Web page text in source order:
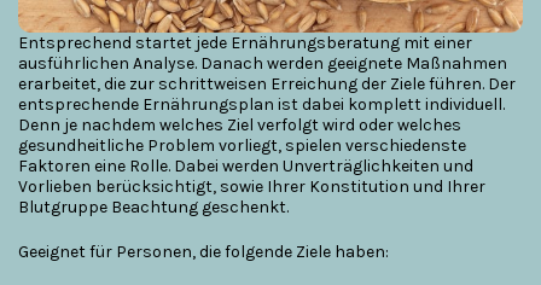
Entsprechend startet jede Ernährungsberatung mit einer
ausführlichen Analyse. Danach werden geeignete Maßnahmen
erarbeitet, die zur schrittweisen Erreichung der Ziele führen. Der
entsprechende Ernährungsplan ist dabei komplett individuell.
Denn je nachdem welches Ziel verfolgt wird oder welches
gesundheitliche Problem vorliegt, spielen verschiedenste
Faktoren eine Rolle. Dabei werden Unverträglichkeiten und
Vorlieben berücksichtigt, sowie Ihrer Konstitution und Ihrer
Blutgruppe Beachtung geschenkt.
Geeignet für Personen, die folgende Ziele haben: